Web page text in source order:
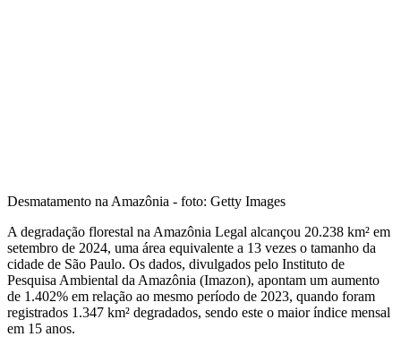
Desmatamento na Amazônia - foto: Getty Images
A degradação florestal na Amazônia Legal alcançou 20.238 km² em
setembro de 2024, uma área equivalente a 13 vezes o tamanho da
cidade de São Paulo. Os dados, divulgados pelo Instituto de
Pesquisa Ambiental da Amazônia (Imazon), apontam um aumento
de 1.402% em relação ao mesmo período de 2023, quando foram
registrados 1.347 km² degradados, sendo este o maior índice mensal
em 15 anos.